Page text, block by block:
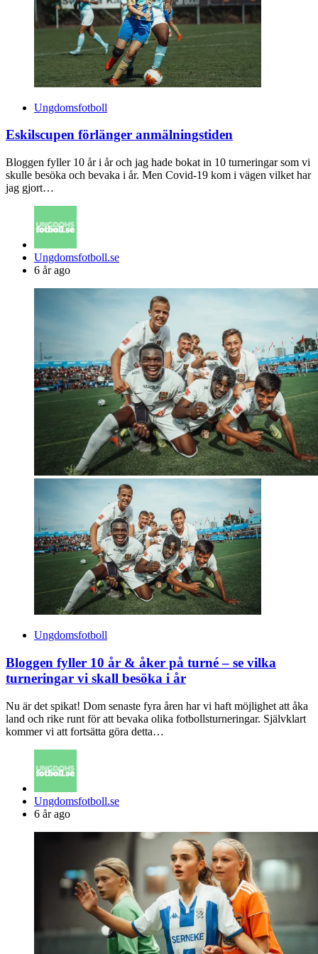
Ungdomsfotboll
Eskilscupen förlänger anmälningstiden
Bloggen fyller 10 år i år och jag hade bokat in 10 turneringar som vi
skulle besöka och bevaka i år. Men Covid-19 kom i vägen vilket har
jag gjort…
Posted
by
Ungdomsfotboll.se
6 år ago
Ungdomsfotboll
Bloggen fyller 10 år & åker på turné – se vilka
turneringar vi skall besöka i år
Nu är det spikat! Dom senaste fyra åren har vi haft möjlighet att åka
land och rike runt för att bevaka olika fotbollsturneringar. Självklart
kommer vi att fortsätta göra detta…
Posted
by
Ungdomsfotboll.se
6 år ago